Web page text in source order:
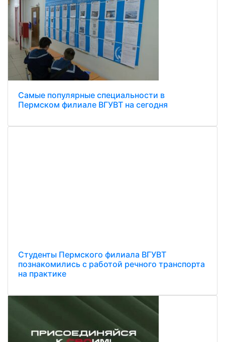
Самые популярные специальности в
Пермском филиале ВГУВТ на сегодня
Студенты Пермского филиала ВГУВТ
познакомились с работой речного транспорта
на практике